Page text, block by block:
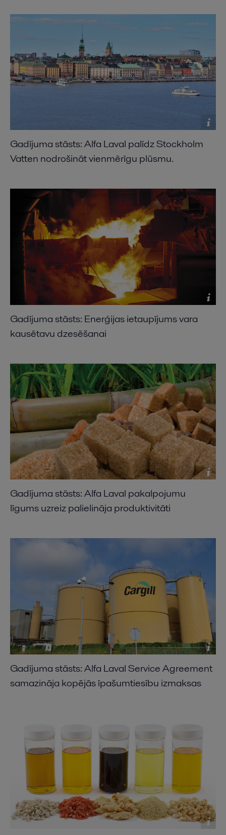
Gadījuma stāsts: Alfa Laval palīdz Stockholm
Vatten nodrošināt vienmērīgu plūsmu.
Gadījuma stāsts: Enerģijas ietaupījums vara
kausētavu dzesēšanai
Gadījuma stāsts: Alfa Laval pakalpojumu
līgums uzreiz palielināja produktivitāti
Gadījuma stāsts: Alfa Laval Service Agreement
samazināja kopējās īpašumtiesību izmaksas